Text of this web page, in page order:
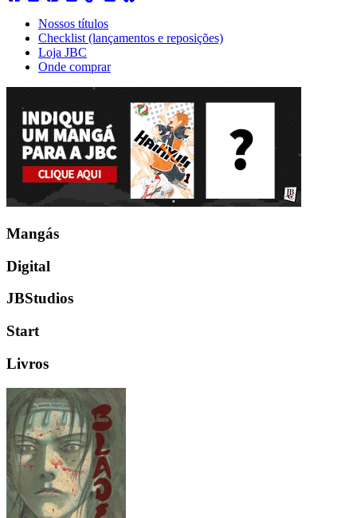
Nossos títulos
Checklist (lançamentos e reposições)
Loja JBC
Onde comprar
Mangás
Digital
JBStudios
Start
Livros